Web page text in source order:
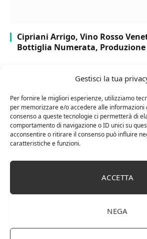
Gestisci la tua
Per fornire le migliori esperienze, utilizziamo
per memorizzare e/o accedere alle informazioni
consenso a queste tecnologie ci permetterà di
comportamento di navigazione o ID unici su
acconsentire o ritirare il consenso può influire
caratteristiche e funzioni.
ACCETTA
NEGA
Cipriani Arrigo, Vino Rosso
Bottiglia Numerata,